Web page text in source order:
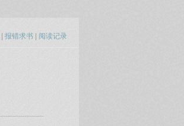
| 报错求书 | 阅读记录